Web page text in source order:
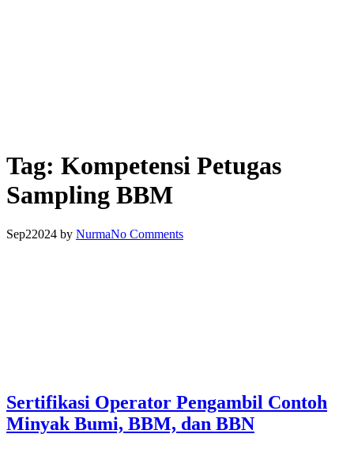
Tag: Kompetensi Petugas
Sampling BBM
Sep22024 by NurmaNo Comments
Sertifikasi Operator Pengambil Contoh
Minyak Bumi, BBM, dan BBN